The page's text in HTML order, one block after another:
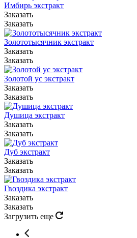
Имбирь экстракт
Заказать
Заказать
Золототысячник экстракт
Заказать
Заказать
Золотой ус экстракт
Заказать
Заказать
Душица экстракт
Заказать
Заказать
Дуб экстракт
Заказать
Заказать
Гвоздика экстракт
Заказать
Заказать
Загрузить еще